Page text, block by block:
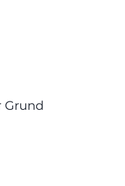
Grund